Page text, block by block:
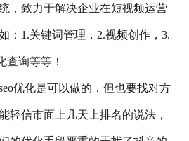
，致力于解决企业在短视频运营
：1.关键词管理，2.视频创作，3.
查询等等！
优化是可以做的，但也要找对方
轻信市面上几天上排名的说法，